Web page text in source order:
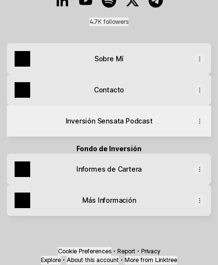
4.7K followers
Sobre Mí
Contacto
Inversión Sensata Podcast
Fondo de Inversión
Informes de Cartera
Más Información
Cookie Preferences • Report • Privacy
Explore • About this account • More from Linktree